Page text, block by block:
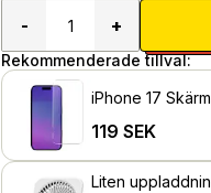
-
+
Rekommenderade tillval:
iPhone 17
119 SEK
Liten